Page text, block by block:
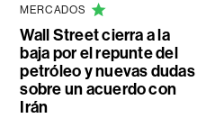
MERCADOS
Wall Street cierra a la
baja por el repunte del
petróleo y nuevas dudas
sobre un acuerdo con
Irán